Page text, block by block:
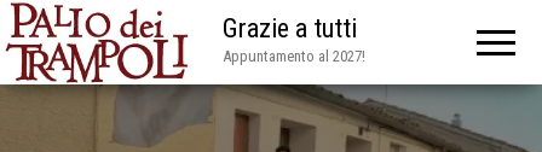
Grazie a tutti
Appuntamento al 2027!